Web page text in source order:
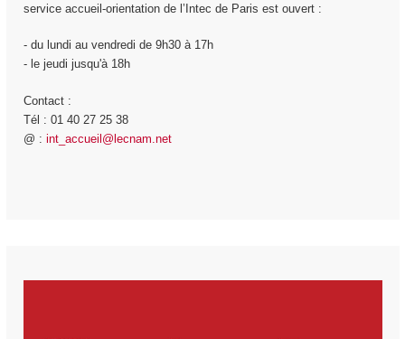
service accueil-orientation de l’Intec de Paris est ouvert :
- du lundi au vendredi de 9h30 à 17h
- le jeudi jusqu'à 18h
Contact :
Tél : 01 40 27 25 38
@ : int_accueil@lecnam.net